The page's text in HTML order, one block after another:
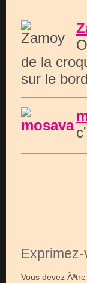
de la
sur le
Vous devez Ãªtre